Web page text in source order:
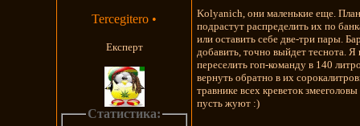
Tercegitero •
Експерт
Статистика:
Kolyanich, они маленькие еще.
подрастут распределить их по
или оставить себе две-три пары.
добавить, точно выйдет теснота.
переселить гоп-команду в 140
вернуть обратно в их
травнике всех креветок
пусть жуют :)